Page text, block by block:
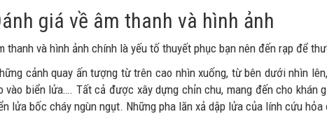
giá về âm thanh và hình ảnh
thanh và hình ảnh chính là yếu tố thuyết phục bạn nên đến rạp để
cảnh quay ấn tượng từ trên cao nhìn xuống, từ bên dưới nhìn
vào biển lửa…. Tất cả được xây dựng chỉn chu, mang đến cho khán
lửa bốc cháy ngùn ngụt. Những pha lăn xả dập lửa của lính cứu